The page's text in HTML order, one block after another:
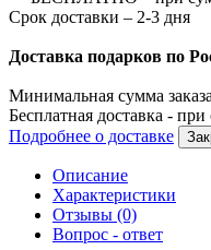
Срок доставки – 2-3 дня
Доставка подарков по
Минимальная сумма
Бесплатная доставка - при
Подробнее о доставке
Описание
Характеристики
Отзывы (0)
Вопрос - ответ